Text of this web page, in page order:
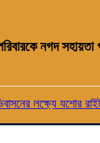
নগদ
লক্ষ্যে যশোর